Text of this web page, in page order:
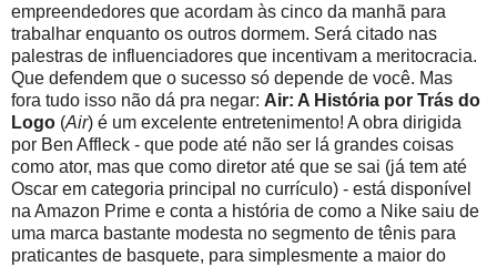
empreendedores que acordam às cinco da manhã para
trabalhar enquanto os outros dormem. Será citado nas
palestras de influenciadores que incentivam a meritocracia.
Que defendem que o sucesso só depende de você. Mas
fora tudo isso não dá pra negar: Air: A História por Trás do
Logo (Air) é um excelente entretenimento! A obra dirigida
por Ben Affleck - que pode até não ser lá grandes coisas
como ator, mas que como diretor até que se sai (já tem até
Oscar em categoria principal no currículo) - está disponível
na Amazon Prime e conta a história de como a Nike saiu de
uma marca bastante modesta no segmento de tênis para
praticantes de basquete, para simplesmente a maior do